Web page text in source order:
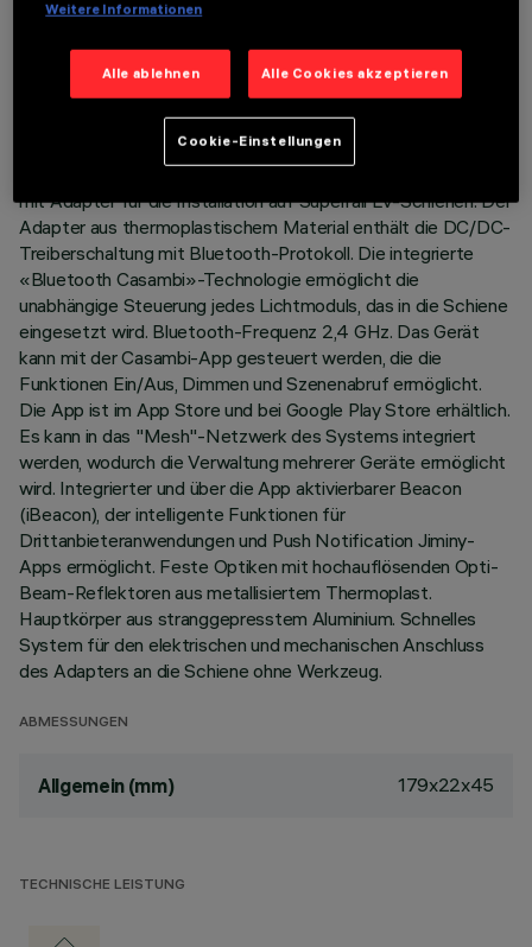
Festes lineares Modul mit 10 optischen Elementen mit
reduziertem Lichtstrom, speziell für den Anschluss in einer
durchgehenden Reihe mit den anderen vorbereiteten
Modulen (High Contrast Low Output mit 5 und/oder 10
Zellen). Möglichkeit des kontinuierlichen Kontakts mit
Lichtleisten (LED-Stick). Die Kombination mit den übrigen
mit Adapter für die Installation auf Superrail LV-Schienen. Der
Adapter aus thermoplastischem Material enthält die DC/DC-
Treiberschaltung mit Bluetooth-Protokoll. Die integrierte
«Bluetooth Casambi»-Technologie ermöglicht die
unabhängige Steuerung jedes Lichtmoduls, das in die Schiene
eingesetzt wird. Bluetooth-Frequenz 2,4 GHz. Das Gerät
kann mit der Casambi-App gesteuert werden, die die
Funktionen Ein/Aus, Dimmen und Szenenabruf ermöglicht.
Die App ist im App Store und bei Google Play Store erhältlich.
Es kann in das "Mesh"-Netzwerk des Systems integriert
werden, wodurch die Verwaltung mehrerer Geräte ermöglicht
wird. Integrierter und über die App aktivierbarer Beacon
(iBeacon), der intelligente Funktionen für
Drittanbieteranwendungen und Push Notification Jiminy-
Apps ermöglicht. Feste Optiken mit hochauflösenden Opti-
Beam-Reflektoren aus metallisiertem Thermoplast.
Hauptkörper aus stranggepresstem Aluminium. Schnelles
System für den elektrischen und mechanischen Anschluss
des Adapters an die Schiene ohne Werkzeug.
ABMESSUNGEN
Allgemein (mm) 179x22x45
TECHNISCHE LEISTUNG
Weitere Informationen
Alle ablehnen Alle Cookies akzeptieren
Cookie-Einstellungen